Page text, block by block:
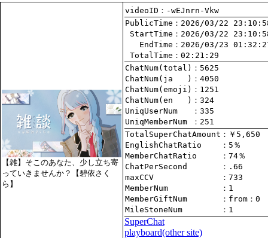
【雑】そこのあなた、少し立ち寄
っていきませんか？【碧依さく
ら】
videoID：-wEJnrn-Vkw
PublicTime
StartTime
   EndTime
TotalTime ：02:21:29
ChatNum(total)
ChatNum(ja   )
ChatNum(emoji)
ChatNum(en   )
UniqUserNum
：335
UniqMemberNum
：251
TotalSuperChatAmount
EnglishChatRatio
MemberChatRatio
ChatPerSecond
maxCCV
：733
MemberNum
：1
MemberGiftNum
： from ：0
MileStoneNum
：1
SuperChat
playboard(other site)